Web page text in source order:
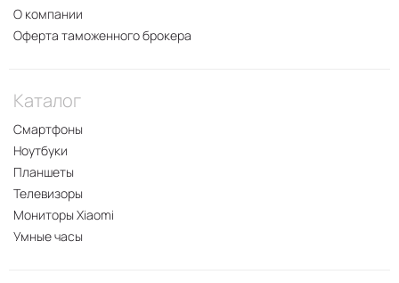
О компании
Оферта таможенного брокера
Каталог
Смартфоны
Ноутбуки
Планшеты
Телевизоры
Мониторы Xiaomi
Умные часы